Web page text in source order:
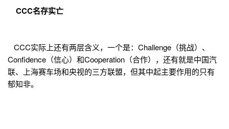
CCC名存实亡
CCC实际上还有两层含义，一个是：Challenge（挑战）、
Confidence（信心）和Cooperation（合作），还有就是中国汽
联、上海赛车场和央视的三方联盟，但其中起主要作用的只有
郁知非。